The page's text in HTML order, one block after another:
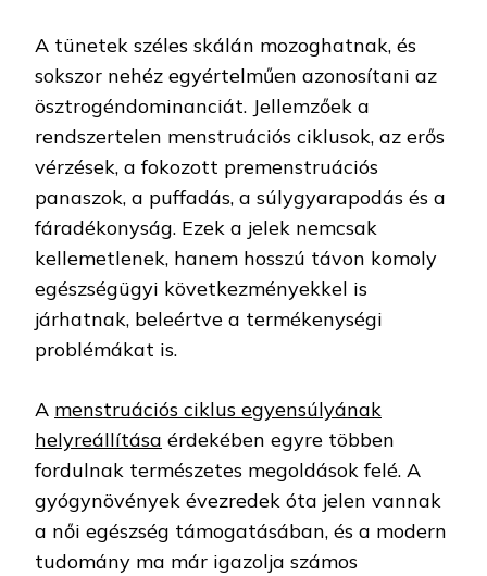
A tünetek széles skálán mozoghatnak, és
sokszor nehéz egyértelműen azonosítani az
ösztrogéndominanciát. Jellemzőek a
rendszertelen menstruációs ciklusok, az erős
vérzések, a fokozott premenstruációs
panaszok, a puffadás, a súlygyarapodás és a
fáradékonyság. Ezek a jelek nemcsak
kellemetlenek, hanem hosszú távon komoly
egészségügyi következményekkel is
járhatnak, beleértve a termékenységi
problémákat is.
A menstruációs ciklus egyensúlyának
helyreállítása érdekében egyre többen
fordulnak természetes megoldások felé. A
gyógynövények évezredek óta jelen vannak
a női egészség támogatásában, és a modern
tudomány ma már igazolja számos